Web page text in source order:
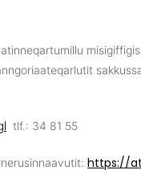
tlf.: 34 81 55
https://